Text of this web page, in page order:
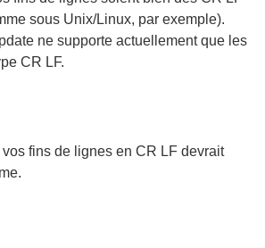
sous Unix/Linux, par exemple).
ne supporte actuellement que les
CR LF.
fins de lignes en CR LF devrait